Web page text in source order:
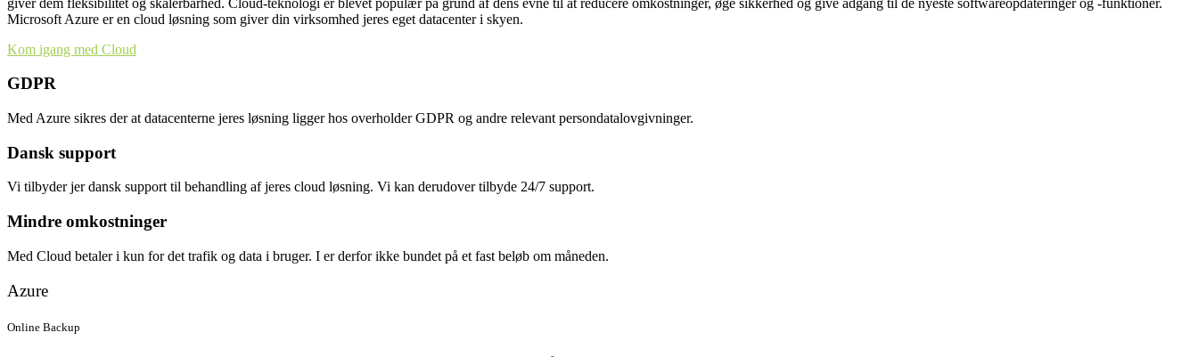
Microsoft Azure er en cloud løsning som giver din virksomhed jeres eget datacenter i skyen.
Kom igang med Cloud
GDPR
Med Azure sikres der at datacenterne jeres løsning ligger hos overholder GDPR og andre relevant persondatalovgivninger.
Dansk support
Vi tilbyder jer dansk support til behandling af jeres cloud løsning. Vi kan derudover tilbyde 24/7 support.
Mindre omkostninger
Med Cloud betaler i kun for det trafik og data i bruger. I er derfor ikke bundet på et fast beløb om måneden.
Azure
Online Backup